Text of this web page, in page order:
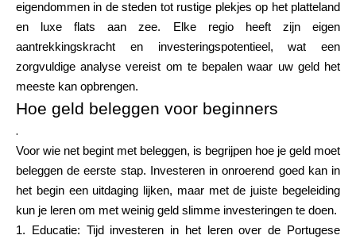
Neem contact op
Mijn Account
Financiering krijgen
eigendommen in de steden tot rustige plekjes op het platteland
en luxe flats aan zee. Elke regio heeft zijn eigen
aantrekkingskracht en investeringspotentieel, wat een
zorgvuldige analyse vereist om te bepalen waar uw geld het
meeste kan opbrengen.
Hoe geld beleggen voor beginners
.
Voor wie net begint met beleggen, is begrijpen hoe je geld moet
beleggen de eerste stap. Investeren in onroerend goed kan in
het begin een uitdaging lijken, maar met de juiste begeleiding
kun je leren om met weinig geld slimme investeringen te doen.
1. Educatie: Tijd investeren in het leren over de Portugese